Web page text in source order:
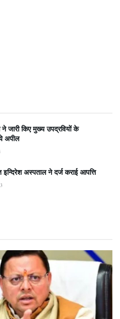
ने जारी किए मुख्य उपद्रवियों के
अपील
अस्पताल ने दर्ज कराई आपत्ति